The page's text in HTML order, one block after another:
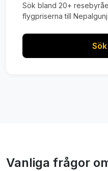
Sök bland 20+
flygpriserna till Nepalgunj.
Vanliga frågor